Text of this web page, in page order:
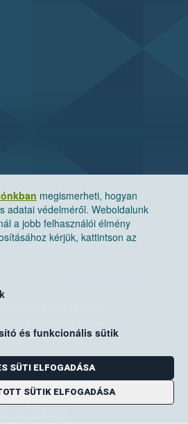
megismerheti, hogyan
adatai védelméről. Weboldalunk
a jobb felhasználói élmény
kérjük, kattintson az
és funkcionális sütik
SÜTI ELFOGADÁSA
SÜTIK ELFOGADÁSA
biztonsági Hivatal
cím: 1525 Budapest. Pf. 30.
szám: 06-80/263-244
06-1/ 336-9000